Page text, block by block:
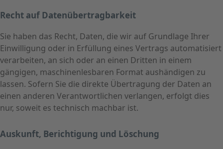
Recht auf Daten­übertrag­barkeit
Sie haben das Recht, Daten, die wir auf Grundlage Ihrer
Einwilligung oder in Erfüllung eines Vertrags automatisiert
verarbeiten, an sich oder an einen Dritten in einem
gängigen, maschinenlesbaren Format aushändigen zu
lassen. Sofern Sie die direkte Übertragung der Daten an
einen anderen Verantwortlichen verlangen, erfolgt dies
nur, soweit es technisch machbar ist.
Auskunft, Berichtigung und Löschung